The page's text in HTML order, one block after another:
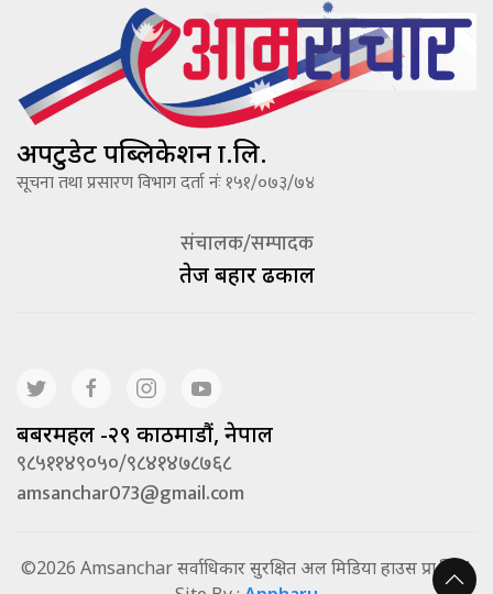
अपटुडेट पब्लिकेशन प्रा.लि.
सूचना तथा प्रसारण विभाग दर्ता नंः १५१/०७३/७४
संचालक/सम्पादक
तेज बहादूर ढकाल
बबरमहल -२९ काठमाडौं, नेपाल
९८५११४९०५०/९८४१४७८७६८
amsanchar073@gmail.com
©2026 Amsanchar सर्वाधिकार सुरक्षित अल मिडिया हाउस प्रा.लि. |